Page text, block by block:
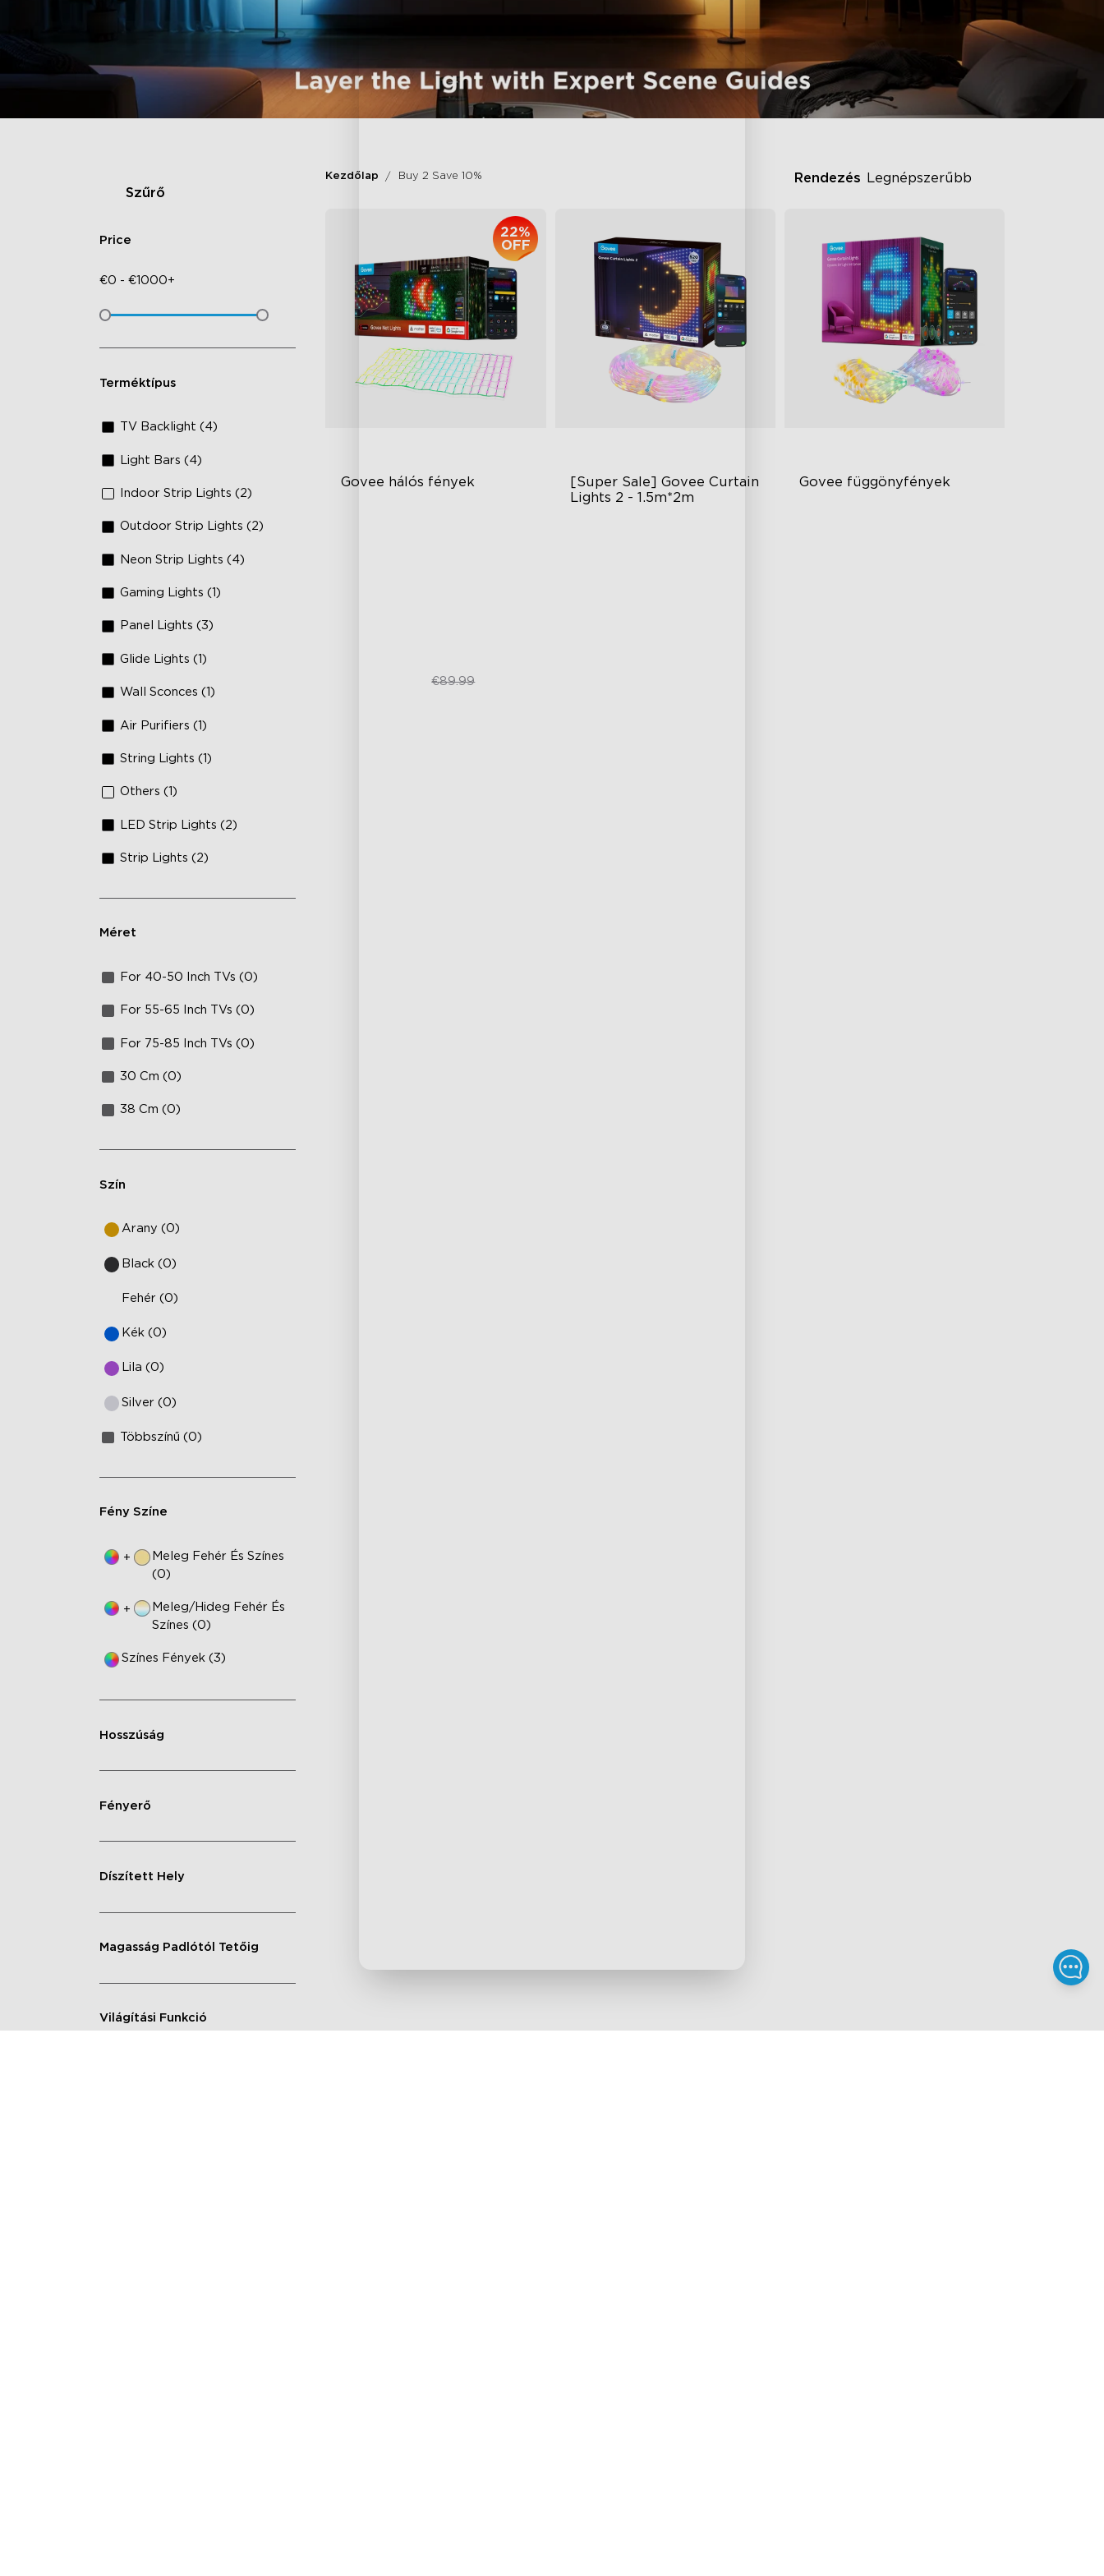
Szűrő
Price
€0 - €1000+
Terméktípus
TV Backlight (4)
Light Bars (4)
Indoor Strip Lights (2)
Outdoor Strip Lights (2)
Neon Strip Lights (4)
Gaming Lights (1)
Panel Lights (3)
Glide Lights (1)
Wall Sconces (1)
Air Purifiers (1)
String Lights (1)
Others (1)
LED Strip Lights (2)
Strip Lights (2)
Méret
For 40-50 Inch TVs (0)
For 55-65 Inch TVs (0)
For 75-85 Inch TVs (0)
30 Cm (0)
38 Cm (0)
Szín
Arany (0)
Black (0)
Fehér (0)
Kék (0)
Lila (0)
Silver (0)
Többszínű (0)
Fény Színe
+
Meleg Fehér És Színes
(0)
+
Meleg/hideg Fehér És
Színes (0)
Színes Fények (3)
Hosszúság
Fényerő
Díszített Hely
Magasság Padlótól Tetőig
Világítási Funkció
Kezdőlap Buy 2 Save 10% Rendezés Legnépszerűbb
Govee hálós fények
22%
OFF
€69.99€89.99
[Super Sale] Govee Curtain
Lights 2 - 1.5m*2m
Govee függönyfények